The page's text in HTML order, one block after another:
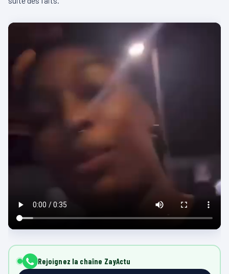
Rejoignez la chaîne ZayActu